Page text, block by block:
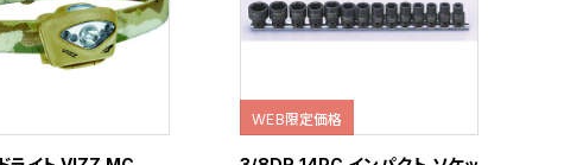
WEB限定価格